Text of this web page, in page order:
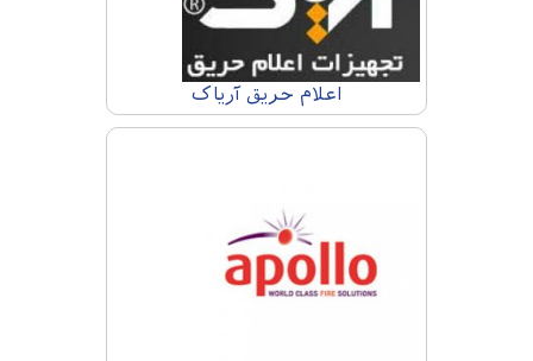
اعلام حریق آریاک